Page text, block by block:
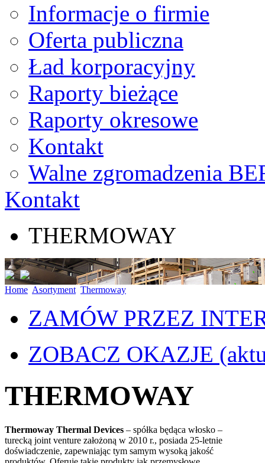
Informacje o firmie
Oferta publiczna
Ład korporacyjny
Raporty bieżące
Raporty okresowe
Kontakt
Walne zgromadzenia
Kontakt
THERMOWAY
Home Asortyment Thermoway
ZAMÓW PRZEZ
ZOBACZ OKAZJE
THERMOWAY
Thermoway Thermal Devices – spółka będąca włosko –
turecką joint venture założoną w 2010 r., posiada 25-letnie
doświadczenie, zapewniając tym samym wysoką jakość